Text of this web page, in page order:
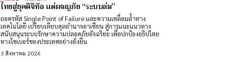
ไทยสู่ยุคดิจิทัล แต่ผจญภัย “ระบบล่ม”
ถอดรหัส Single Point of Failure และความเหลื่อมล้ำทาง
เทคโนโลยี เปรียบเทียบดุลอำนาจอาเซียน สู่การแนะแนวทาง
สนับสนุนระบบรักษาความปลอดภัยอัจฉริยะ เพื่อปกป้องอธิปไตย
ทางไซเบอร์ของประเทศอย่างยั่งยืน
3 สิงหาคม 2026